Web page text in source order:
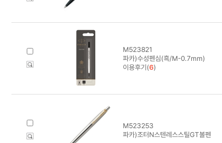
M523821
파카)수성펜심(흑/M-0.7mm)
이용후기(6)
M523253
파카)조터N스텐레스스틸GT볼펜